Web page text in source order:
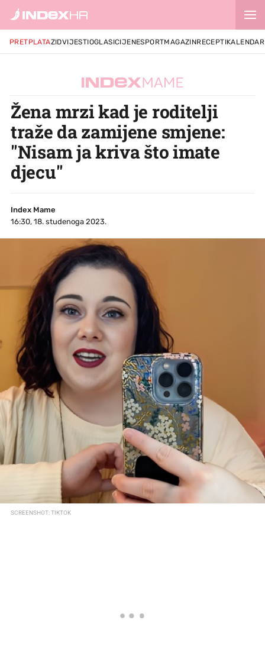
PRETPLATAZIDVIJESTIOGLASICIJENESPORTMAGAZINRECEPTIKALENDAR
Žena mrzi kad je roditelji
traže da zamijene smjene:
"Nisam ja kriva što imate
djecu"
Index Mame
16:30, 18. studenoga 2023.
SCREENSHOT: TIKTOK